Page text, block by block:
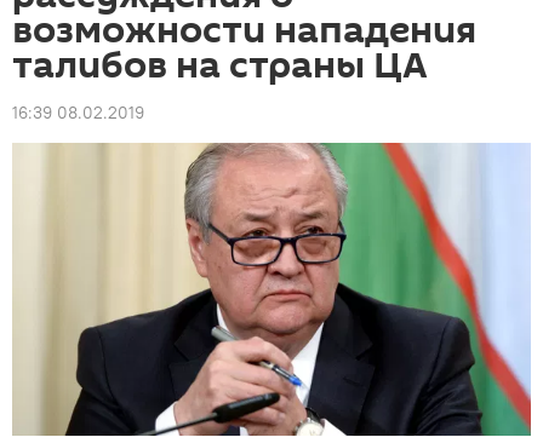
возможности нападения
талибов на страны ЦА
16:39 08.02.2019